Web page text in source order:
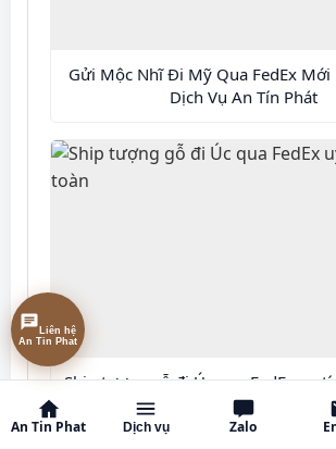
Gửi Mộc Nhĩ Đi Mỹ Qua FedEx Mới
Dịch Vụ An Tín Phát
Ship tượng gỗ đi Úc qua FedEx uy
An Tin Phat Dịch vụ Zalo
Liên hệ An Tin Phat